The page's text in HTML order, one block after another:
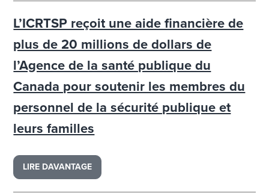
L’ICRTSP reçoit une aide financière de
plus de 20 millions de dollars de
l’Agence de la santé publique du
Canada pour soutenir les membres du
personnel de la sécurité publique et
leurs familles
LIRE DAVANTAGE